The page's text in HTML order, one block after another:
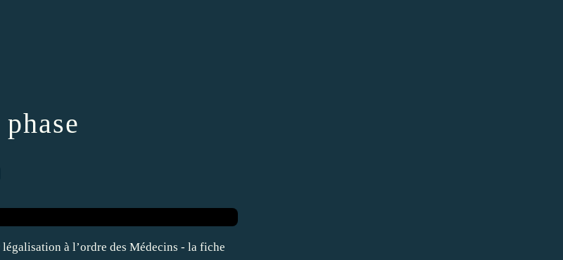
à l’ordre des Médecins - la fiche